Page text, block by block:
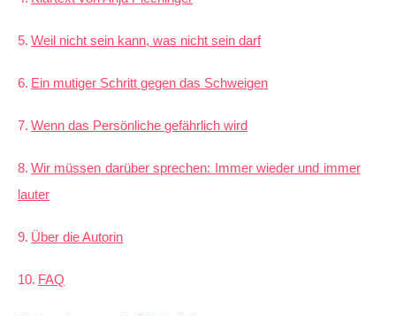
Weil nicht sein kann, was nicht sein darf
Ein mutiger Schritt gegen das Schweigen
Wenn das Persönliche gefährlich wird
Wir müssen darüber sprechen: Immer wieder und immer
lauter
Über die Autorin
FAQ